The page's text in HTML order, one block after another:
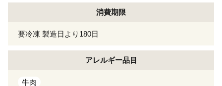
消費期限
要冷凍 製造日より180日
アレルギー品目
牛肉